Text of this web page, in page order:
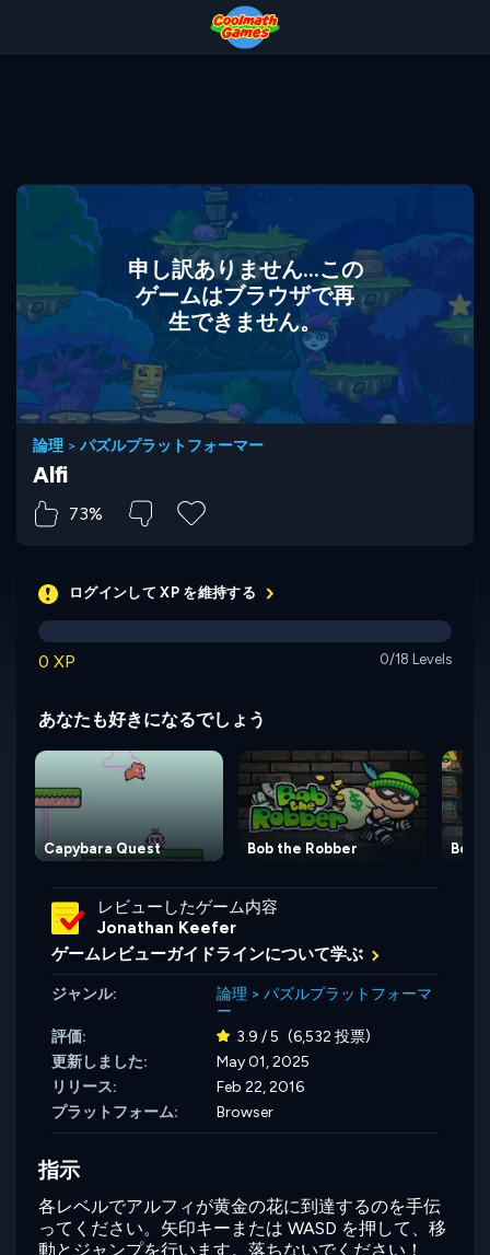
申し訳ありません...この
ゲームはブラウザで再
生できません。
論理 > パズルプラットフォーマー
Alfi
73%
ログインして XP を維持する
0 XP 0/18 Levels
あなたも好きになるでしょう
Capybara Quest Bob the Robber Bob
レビューしたゲーム内容
Jonathan Keefer
ゲームレビューガイドラインについて学ぶ
ジャンル: 論理 > パズルプラットフォーマ
ー
評価:
3.9 / 5 (6,532 投票)
更新しました:
May 01, 2025
リリース:
Feb 22, 2016
プラットフォーム:
Browser
指示
各レベルでアルフィが黄金の花に到達するのを手伝
ってください。矢印キーまたは WASD を押して、移
動とジャンプを行います。落ちないでください！